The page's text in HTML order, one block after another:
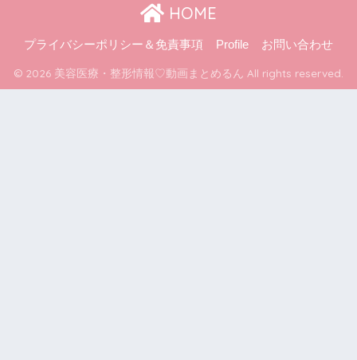
HOME
プライバシーポリシー＆免責事項 Profile お問い合わせ
© 2026 美容医療・整形情報♡動画まとめるん All rights reserved.